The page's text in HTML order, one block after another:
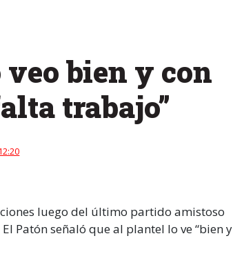
veo bien y con
trabajo”
luego del último partido amistoso
Patón señaló que al plantel lo ve “bien y